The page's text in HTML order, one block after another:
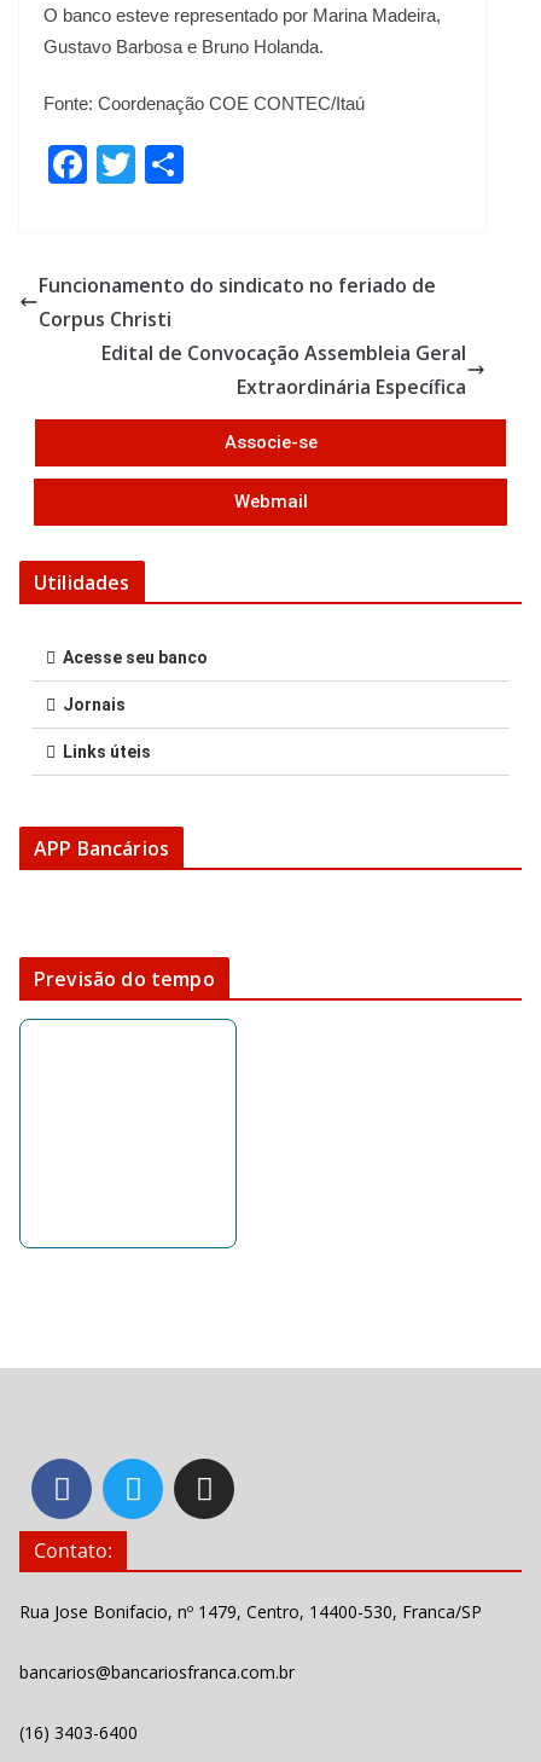
O banco esteve representado por Marina Madeira,
Gustavo Barbosa e Bruno Holanda.
Fonte: Coordenação COE CONTEC/Itaú
F
b
o
o
T
er e
Funcionamento do sindicato no feriado de
Corpus Christi
Edital de Convocação Assembleia Geral
Extraordinária Específica
Associe-se
Webmail
Utilidades
Acesse seu banco
Jornais
Links úteis
APP Bancários
Previsão do tempo
Contato:
Rua Jose Bonifacio, nº 1479, Centro, 14400-530, Franca/SP
bancarios@bancariosfranca.com.br
(16) 3403-6400